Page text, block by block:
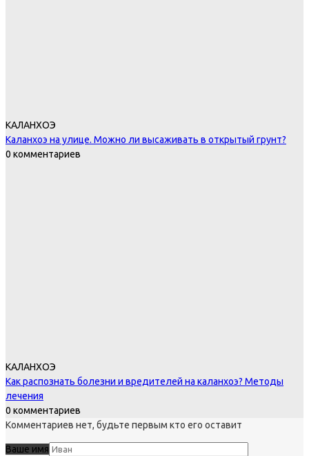
КАЛАНХОЭ
Каланхоэ на улице. Можно ли высаживать в открытый грунт?
0 комментариев
КАЛАНХОЭ
Как распознать болезни и вредителей на каланхоэ? Методы
лечения
0 комментариев
Комментариев нет, будьте первым кто его оставит
Ваше имя